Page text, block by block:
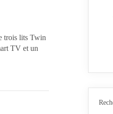
trois lits Twin
TV et un